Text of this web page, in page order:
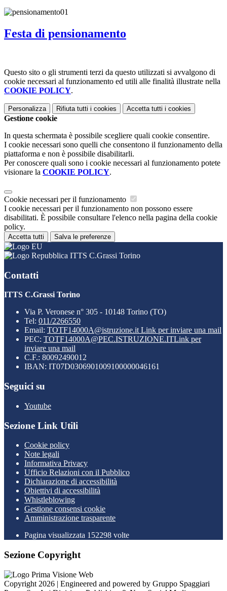
Festa di pensionamento
Questo sito o gli strumenti terzi da questo utilizzati si avvalgono di
cookie necessari al funzionamento ed utili alle finalità illustrate nella
COOKIE POLICY.
Personalizza Rifiuta tutti i cookies Accetta tutti i cookies
Gestione cookie
In questa schermata è possibile scegliere quali cookie consentire.
I cookie necessari sono quelli che consentono il funzionamento della
piattaforma e non è possibile disabilitarli.
Per conoscere quali sono i cookie necessari al funzionamento potete
visionare la COOKIE POLICY.
Cookie necessari per il funzionamento
I cookie necessari per il funzionamento non possono essere
disabilitati. È possibile consultare l'elenco nella pagina della cookie
policy.
Accetta tutti Salva le preferenze
ITTS C.Grassi Torino
Contatti
ITTS C.Grassi Torino
Via P. Veronese n° 305 - 10148 Torino (TO)
Tel: 011/2266550
Email: TOTF14000A@istruzione.it Link per inviare una mail
PEC: TOTF14000A@PEC.ISTRUZIONE.ITLink per
inviare una mail
C.F.: 80092490012
IBAN: IT07D0306901009100000046161
Seguici su
Youtube
Sezione Link Utili
Cookie policy
Note legali
Informativa Privacy
Ufficio Relazioni con il Pubblico
Dichiarazione di accessibilità
Obiettivi di accessibilità
Whistleblowing
Gestione consensi cookie
Amministrazione trasparente
Pagina visualizzata 152298 volte
Sezione Copyright
Copyright 2026 | Engineered and powered by Gruppo Spaggiari